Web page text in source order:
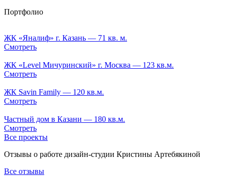
Портфолио
ЖК «Яналиф» г. Казань — 71 кв. м.
Смотреть
ЖК «Level Мичуринский» г. Москва — 123 кв.м.
Смотреть
ЖК Savin Family — 120 кв.м.
Смотреть
Частный дом в Казани — 180 кв.м.
Смотреть
Все проекты
Отзывы о работе дизайн-студии Кристины Артебякиной
Все отзывы